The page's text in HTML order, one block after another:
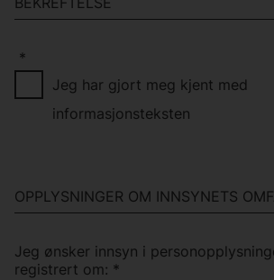
*
Jeg har gjort meg kjent med
informasjonsteksten
OPPLYSNINGER OM INNSYNETS
Jeg ønsker innsyn i
registrert om: *